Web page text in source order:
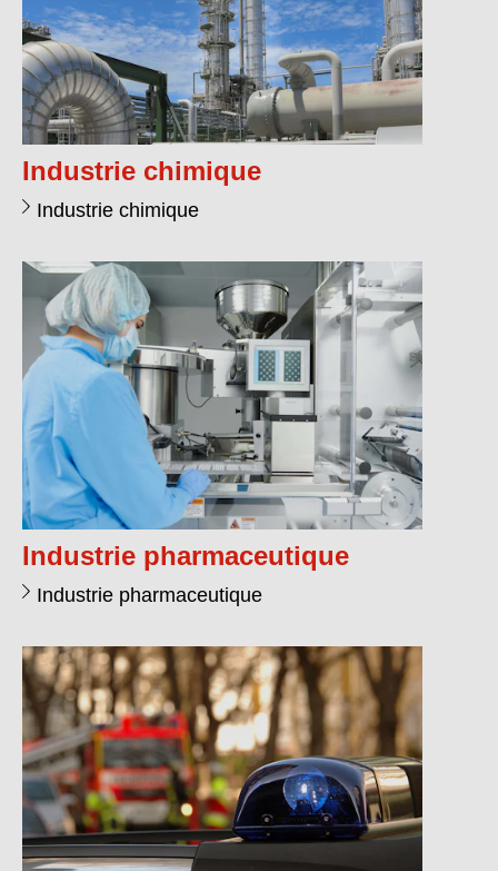
Industrie chimique
Industrie chimique
Industrie pharmaceutique
Industrie pharmaceutique